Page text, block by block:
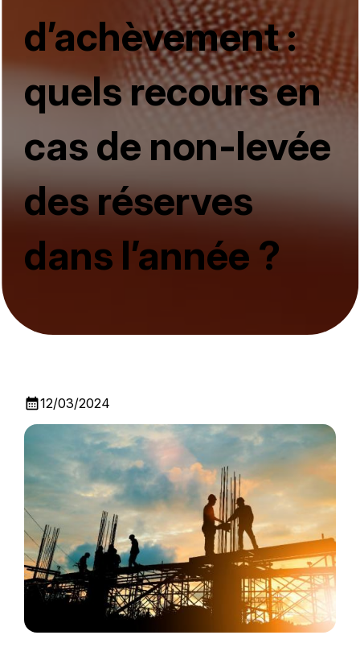
d’achèvement :
quels recours en
cas de non-levée
des réserves
dans l’année ?
calendar_month12/03/2024